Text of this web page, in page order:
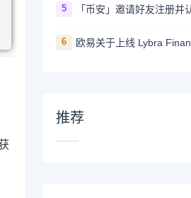
5
6
推荐